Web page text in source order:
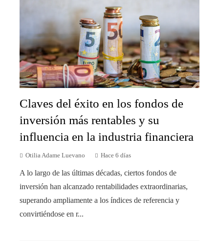
Claves del éxito en los fondos de
inversión más rentables y su
influencia en la industria financiera
Otilia Adame Luevano Hace 6 días
A lo largo de las últimas décadas, ciertos fondos de
inversión han alcanzado rentabilidades extraordinarias,
superando ampliamente a los índices de referencia y
convirtiéndose en r...